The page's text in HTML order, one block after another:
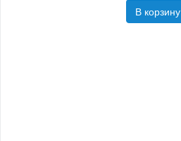
В корзину